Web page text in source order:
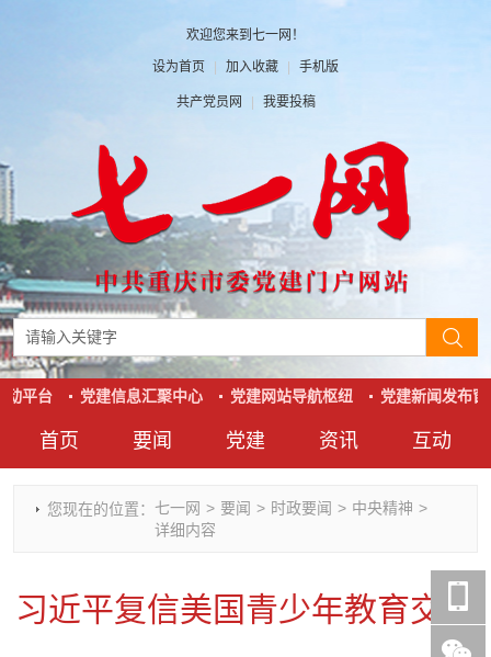
欢迎您来到七一网！
设为首页 | 加入收藏 | 手机版
共产党员网 | 我要投稿
首页 要闻
时政要闻
干部任免
理论武装
党建
党建动态
人才工作
基层组织建设
资讯
热点关注
党刊好文
党务知识
互动
红岩评论
七一文学
党建头条微信公众号
平台 党建信息汇聚中心 党建网站导航枢纽 党建新闻发布窗
您现在的位置： 七一网 > 要闻 > 时政要闻 > 中央精神 >
详细内容
习近平复信美国青少年教育交流